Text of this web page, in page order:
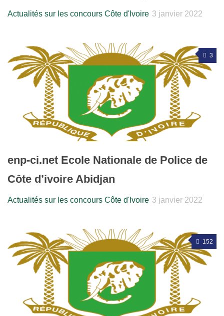
Actualités sur les concours Côte d'Ivoire 3 janvier 2022
3
enp-ci.net Ecole Nationale de Police de
Côte d’ivoire Abidjan
Actualités sur les concours Côte d'Ivoire 3 janvier 2022
152